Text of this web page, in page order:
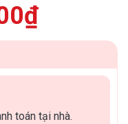
₫
toán tại nhà.